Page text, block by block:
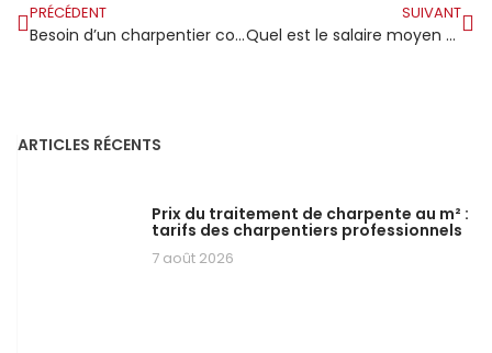
PRÉCÉDENT
Besoin d’un charpentier couvreur qualifié au Havre ?
SUIVANT
Quel est le salaire moyen d’un charpentier couvreur ?
ARTICLES RÉCENTS
Prix du traitement de charpente au m² :
tarifs des charpentiers professionnels
7 août 2026